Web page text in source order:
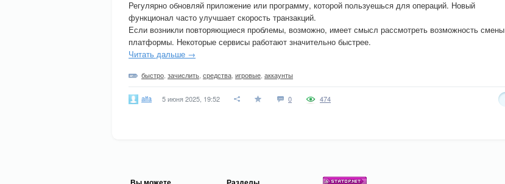
Регулярно обновляй приложение или программу, которой пользуешься для операций. Новый
функционал часто улучшает скорость транзакций.
Если возникли повторяющиеся проблемы, возможно, имеет смысл рассмотреть возможность смены
платформы. Некоторые сервисы работают значительно быстрее.
Читать дальше →
быстро зачислить средства игровые аккаунты
alfa 5 июня 2025, 19:52 0 474